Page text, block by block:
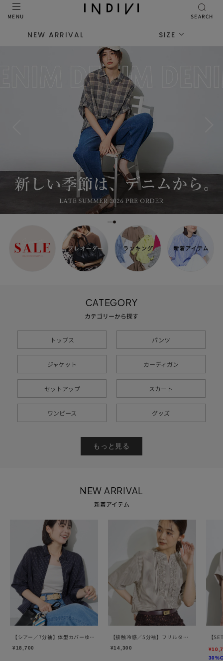
MENU SEARCH
NEW ARRIVAL SIZE
CATEGORY
カテゴリーから探す
トップス パンツ
ジャケット カーディガン
セットアップ スカート
ワンピース グッズ
もっと見る
NEW ARRIVAL
新着アイテム
【シアー／7分袖】体型カバーゆ
ったりシャツ
¥18,700
【接触冷感／5分袖】フリルタッ
クブラウス
¥14,300
【